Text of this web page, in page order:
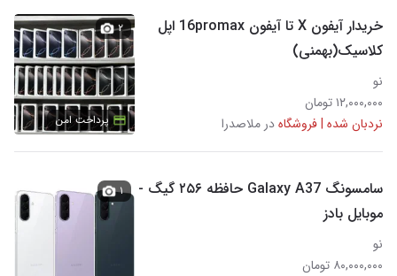
خریدار آیفون X تا آیفون 16promax اپل
کلاسیک(بهمنی)
نو
۱۲,۰۰۰,۰۰۰ تومان
نردبان شده | فروشگاهدر ملاصدرا
۲
پرداخت امن
سامسونگ Galaxy A37 حافظه ۲۵۶ گیگ -
موبایل بادز
نو
۸۰,۰۰۰,۰۰۰ تومان
۱